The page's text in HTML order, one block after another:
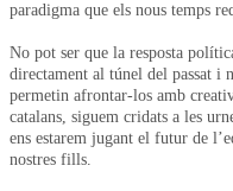
paradigma que els nous temps
No pot ser que la resposta
directament al túnel del passat i
permetin afrontar-los amb
catalans, siguem cridats a les
ens estarem jugant el futur de
nostres fills.